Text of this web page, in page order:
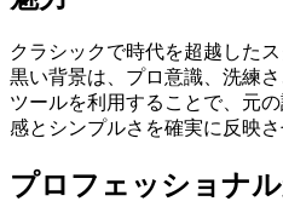
クラシックで時代を超越した
黒い背景は、プロ意識、洗練
ツールを利用することで、元
感とシンプルさを確実に反映さ
プロフェッショナ